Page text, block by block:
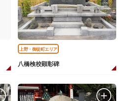
上野・御徒町エリア
八橋検校顕彰碑